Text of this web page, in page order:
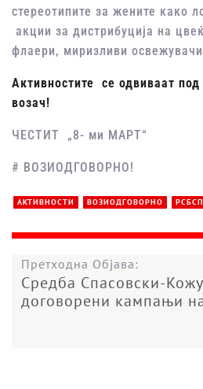
стереотипите за жените како
акции за дистрибуција на
флаери, миризливи
Активностите се одвиваат
возач!
ЧЕСТИТ „8- ми МАРТ“
# ВОЗИОДГОВОРНО!
АКТИВНОСТИ ВОЗИОДГОВОРНО РСБСП
Претходна Објава:
Средба Спасовски-
договорени кампањи